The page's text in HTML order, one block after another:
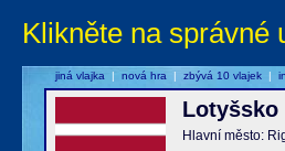
Klikněte na správné
Lotyšsko
Hlavní město:
jiná vlajka | nová hra | zbývá 10 vlajek |